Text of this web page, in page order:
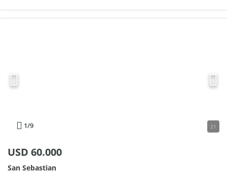
1/9 21
USD 60.000
San Sebastian